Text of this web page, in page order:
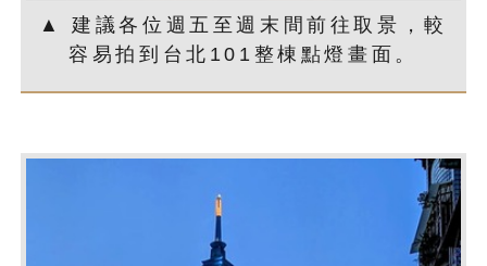
▲ 建議各位週五至週末間前往取景，較
容易拍到台北101整棟點燈畫面。